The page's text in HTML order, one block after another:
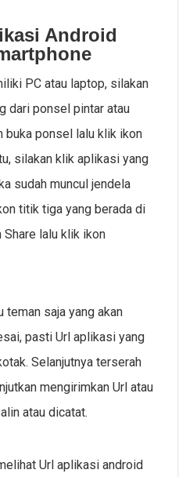
Android
PC atau laptop, silakan
dari ponsel pintar atau
buka ponsel lalu klik ikon
silakan klik aplikasi yang
sudah muncul jendela
titik tiga yang berada di
Share lalu klik ikon
teman saja yang akan
pasti Url aplikasi yang
Selanjutnya terserah
mengirimkan Url atau
atau dicatat.
Url aplikasi android